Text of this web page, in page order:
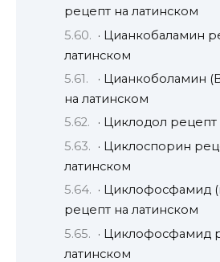
рецепт на латинском
· Цианкобаламин
латинском
· Цианкоболамин
на латинском
· Циклодол
· Циклоспорин
латинском
· Циклофосфамид
рецепт на латинском
· Циклофосфамид
латинском